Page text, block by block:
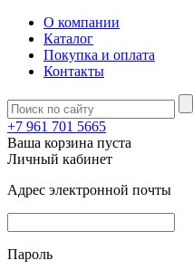
О компании
Каталог
Покупка и оплата
Контакты
+7 961 701 5665
Ваша корзина пуста
Личный кабинет
Адрес электронной почты
Пароль